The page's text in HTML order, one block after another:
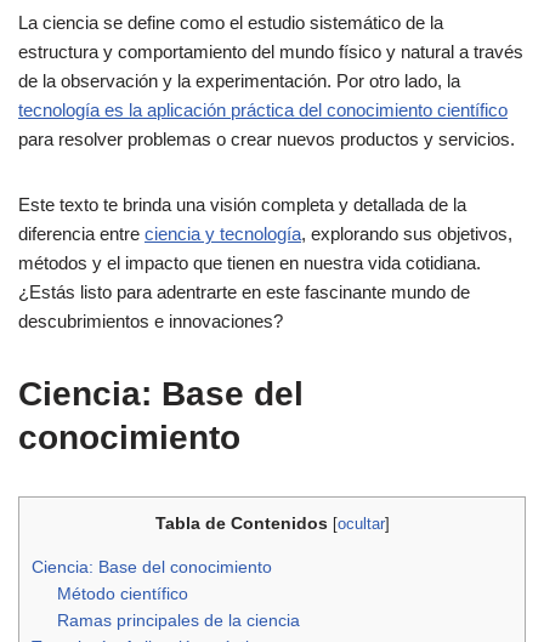
La ciencia se define como el estudio sistemático de la
estructura y comportamiento del mundo físico y natural a través
de la observación y la experimentación. Por otro lado, la
tecnología es la aplicación práctica del conocimiento científico
para resolver problemas o crear nuevos productos y servicios.
Este texto te brinda una visión completa y detallada de la
diferencia entre ciencia y tecnología, explorando sus objetivos,
métodos y el impacto que tienen en nuestra vida cotidiana.
¿Estás listo para adentrarte en este fascinante mundo de
descubrimientos e innovaciones?
Ciencia: Base del
conocimiento
Tabla de Contenidos [ocultar]
Ciencia: Base del conocimiento
Método científico
Ramas principales de la ciencia